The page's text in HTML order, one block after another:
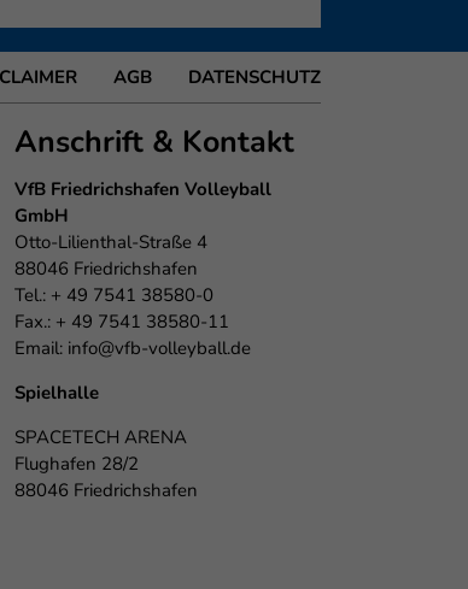
DATENSCHUTZ
AGB
Anschrift & Kontakt
VfB Friedrichshafen Volleyball
GmbH
Otto-Lilienthal-Straße 4
88046 Friedrichshafen
Tel.: + 49 7541 38580-0
Fax.: + 49 7541 38580-11
Email: info@vfb-volleyball.de
Spielhalle
SPACETECH ARENA
Flughafen 28/2
88046 Friedrichshafen